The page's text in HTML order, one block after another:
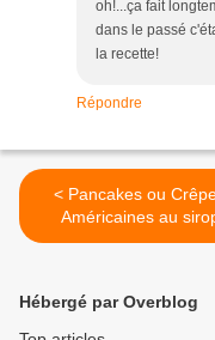
oh!...ça fait
dans le passé
la recette!
Répondre
< Pancakes ou Crêpes
Américaines au
d'Erable
Hébergé par Overblog